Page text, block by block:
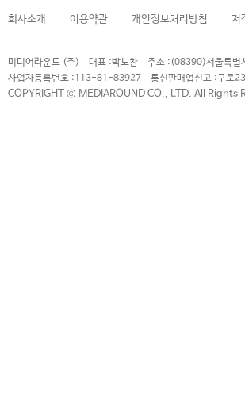
회사소개 이용약관 개인정보처리방침 저
미디어라운드 (주) 대표 :박노찬 주소 : (08390)서울특별
사업자등록번호 :113-81-83927 통신판매업신고 :구로
COPYRIGHT © MEDIAROUND CO., LTD. All Rights